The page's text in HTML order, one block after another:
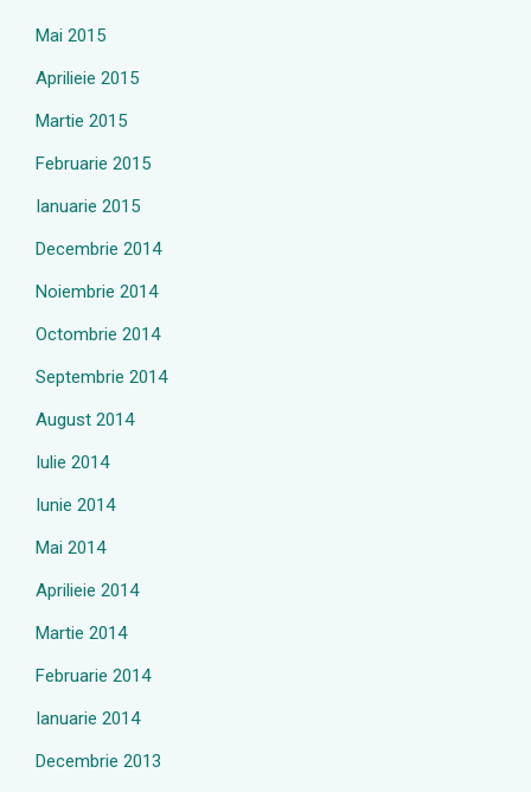
Mai 2015
Aprilieie 2015
Martie 2015
Februarie 2015
Ianuarie 2015
Decembrie 2014
Noiembrie 2014
Octombrie 2014
Septembrie 2014
August 2014
Iulie 2014
Iunie 2014
Mai 2014
Aprilieie 2014
Martie 2014
Februarie 2014
Ianuarie 2014
Decembrie 2013